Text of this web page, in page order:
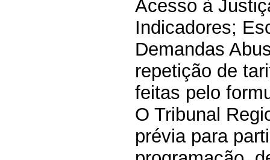
Acesso à
Indicadores;
Demandas
repetição de
feitas pelo
O Tribunal
préviapara